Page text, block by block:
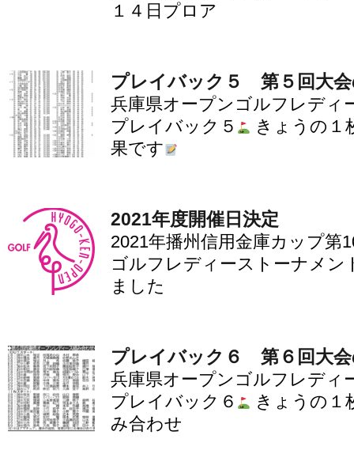
１４日プロア
プレイバック５ 第５回大会
兵庫県オープンゴルフレディ
プレイバック５
きょうの１
果です
2021年度開催日決定
2021年播州信用金庫カップ第
ゴルフレディーストーナメン
ました
プレイバック６ 第６回大
兵庫県オープンゴルフレディ
プレイバック６
きょうの１
み合わせ